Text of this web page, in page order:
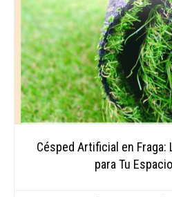
Césped Artificial en
para Tu